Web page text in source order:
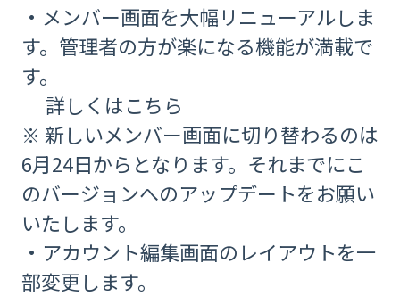
・メンバー画面を大幅リニューアルしま
す。管理者の方が楽になる機能が満載で
す。
詳しくはこちら
※ 新しいメンバー画面に切り替わるのは
6月24日からとなります。それまでにこ
のバージョンへのアップデートをお願い
いたします。
・アカウント編集画面のレイアウトを一
部変更します。